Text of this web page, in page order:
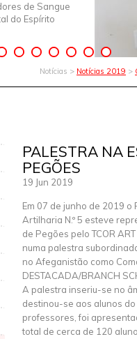
de Sangue
do Espírito
Notícias > Notícias 2019 >
PALESTRA NA
PEGÕES
19 Jun 2019
Em 07 de junho de 2019 o
Artilharia N.º 5 esteve
de Pegões pelo TCOR
numa palestra
no Afeganistão como
DESTACADA/BRANCH
A palestra inseriu-se no
destinou-se aos alunos do
professores, foi
total de cerca de 120